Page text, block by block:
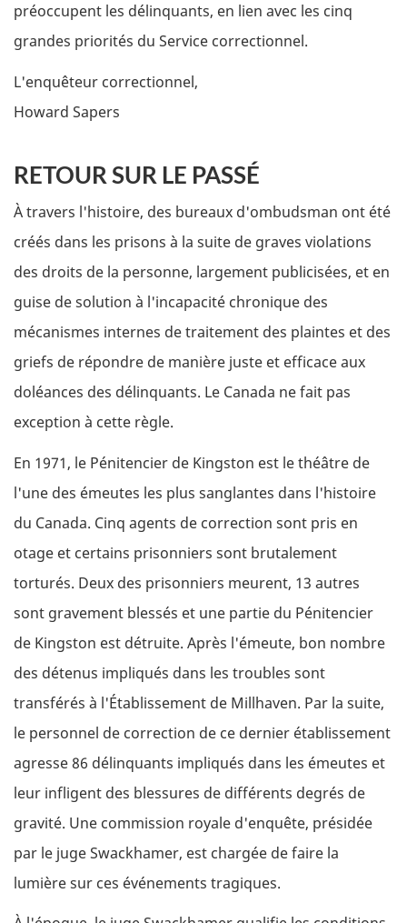
préoccupent les délinquants, en lien avec les cinq
grandes priorités du Service correctionnel.
L'enquêteur correctionnel,
Howard Sapers
RETOUR SUR LE PASSÉ
À travers l'histoire, des bureaux d'ombudsman ont été
créés dans les prisons à la suite de graves violations
des droits de la personne, largement publicisées, et en
guise de solution à l'incapacité chronique des
mécanismes internes de traitement des plaintes et des
griefs de répondre de manière juste et efficace aux
doléances des délinquants. Le Canada ne fait pas
exception à cette règle.
En 1971, le Pénitencier de Kingston est le théâtre de
l'une des émeutes les plus sanglantes dans l'histoire
du Canada. Cinq agents de correction sont pris en
otage et certains prisonniers sont brutalement
torturés. Deux des prisonniers meurent, 13 autres
sont gravement blessés et une partie du Pénitencier
de Kingston est détruite. Après l'émeute, bon nombre
des détenus impliqués dans les troubles sont
transférés à l'Établissement de Millhaven. Par la suite,
le personnel de correction de ce dernier établissement
agresse 86 délinquants impliqués dans les émeutes et
leur infligent des blessures de différents degrés de
gravité. Une commission royale d'enquête, présidée
par le juge Swackhamer, est chargée de faire la
lumière sur ces événements tragiques.